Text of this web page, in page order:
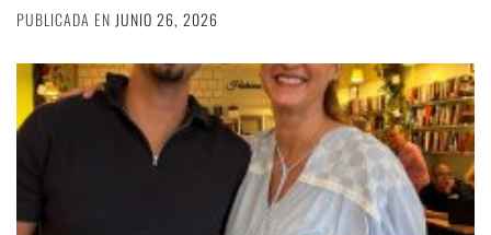
PUBLICADA EN JUNIO 26, 2026